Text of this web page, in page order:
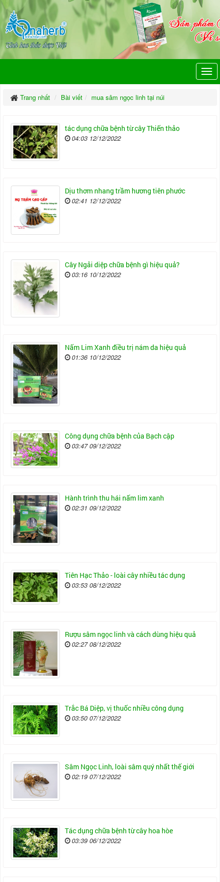
Trang nhất Bài viết mua sâm ngọc linh tại núi
tác dụng chữa bệnh từ cây Thiến thảo
04:03 12/12/2022
Dịu thơm nhang trầm hương tiên phước
02:41 12/12/2022
Cây Ngải diệp chữa bệnh gì hiệu quả?
03:16 10/12/2022
Nấm Lim Xanh điều trị nám da hiệu quả
01:36 10/12/2022
Công dụng chữa bệnh của Bạch cập
03:47 09/12/2022
Hành trình thu hái nấm lim xanh
02:31 09/12/2022
Tiên Hạc Thảo - loài cây nhiều tác dụng
03:53 08/12/2022
Rượu sâm ngọc linh và cách dùng hiệu quả
02:27 08/12/2022
Trắc Bá Diệp, vị thuốc nhiều công dụng
03:50 07/12/2022
Sâm Ngọc Linh, loài sâm quý nhất thế giới
02:19 07/12/2022
Tác dụng chữa bệnh từ cây hoa hòe
03:39 06/12/2022